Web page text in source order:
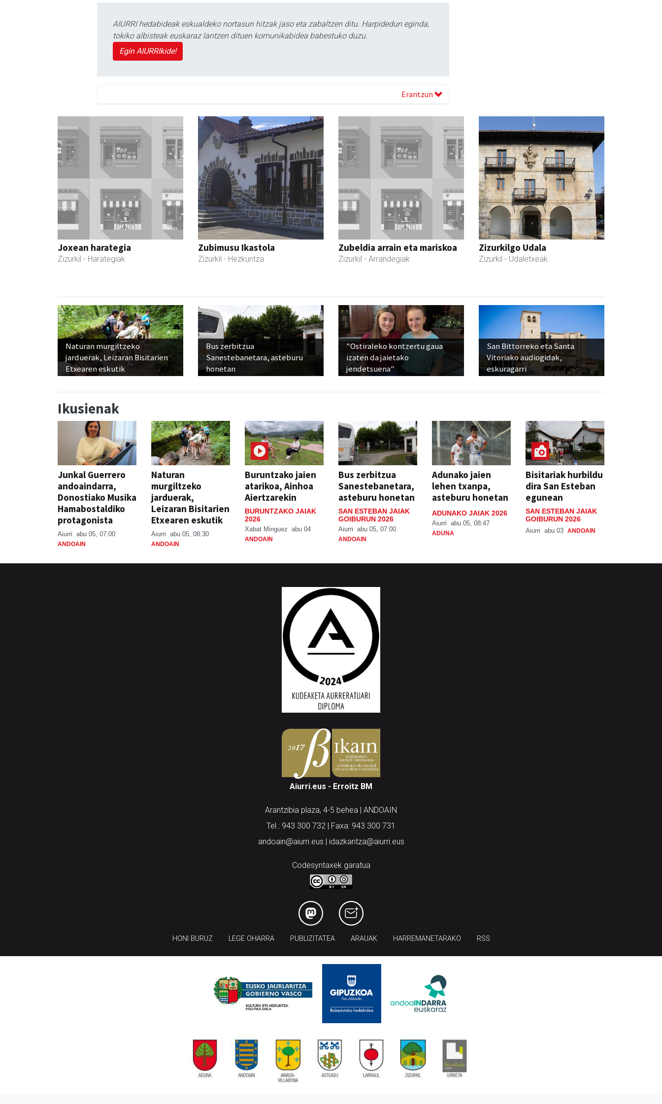
AIURRI hedabideak eskualdeko nortasun hitzak jaso eta zabaltzen ditu. Harpidedun eginda,
tokiko albisteak euskaraz lantzen dituen komunikabidea babestuko duzu.
Egin AIURRIkide!
Erantzun
Joxean harategia
Zizurkil - Harategiak
Zubimusu Ikastola
Zizurkil - Hezkuntza
Zubeldia arrain eta mariskoa
Zizurkil - Arrandegiak
Zizurkilgo Udala
Zizurkil - Udaletxeak
Naturan murgiltzeko
jarduerak, Leizaran Bisitarien
Etxearen eskutik
Bus zerbitzua
Sanestebanetara, asteburu
honetan
"Ostiraleko kontzertu gaua
izaten da jaietako
jendetsuena"
San Bittorreko eta Santa
Vitoriako audiogidak,
eskuragarri
Ikusienak
Junkal Guerrero
andoaindarra,
Donostiako Musika
Hamabostaldiko
protagonista
Aiurri abu 05, 07:00
ANDOAIN
Naturan
murgiltzeko
jarduerak,
Leizaran Bisitarien
Etxearen eskutik
Aiurri abu 05, 08:30
ANDOAIN
Buruntzako jaien
atarikoa, Ainhoa
Aiertzarekin
BURUNTZAKO JAIAK
2026
Xabat Minguez abu 04
ANDOAIN
Bus zerbitzua
Sanestebanetara,
asteburu honetan
SAN ESTEBAN JAIAK
GOIBURUN 2026
Aiurri abu 05, 07:00
ANDOAIN
Adunako jaien
lehen txanpa,
asteburu honetan
ADUNAKO JAIAK 2026
Aiurri abu 05, 08:47
ADUNA
Bisitariak hurbildu
dira San Esteban
egunean
SAN ESTEBAN JAIAK
GOIBURUN 2026
Aiurri abu 03 ANDOAIN
Aiurri.eus - Erroitz BM
Arantzibia plaza, 4-5 behea | ANDOAIN
Tel.: 943 300 732 | Faxa: 943 300 731
andoain@aiurri.eus | idazkaritza@aiurri.eus
Codesyntaxek garatua
HONI BURUZ LEGE OHARRA PUBLIZITATEA ARAUAK HARREMANETARAKO RSS